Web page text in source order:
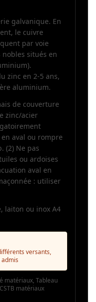
galvanique. En
le cuivre
par voie
situés en
zinc en 2-5 ans,
aluminium.
de couverture
zinc/acier
aval ou rompre
(2) Ne pas
ou ardoises
aval en
: utiliser
laiton ou inox A4
versants,
admis
matériaux, Tableau
matériaux